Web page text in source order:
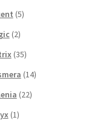
(5)
(2)
(35)
(14)
(22)
(1)